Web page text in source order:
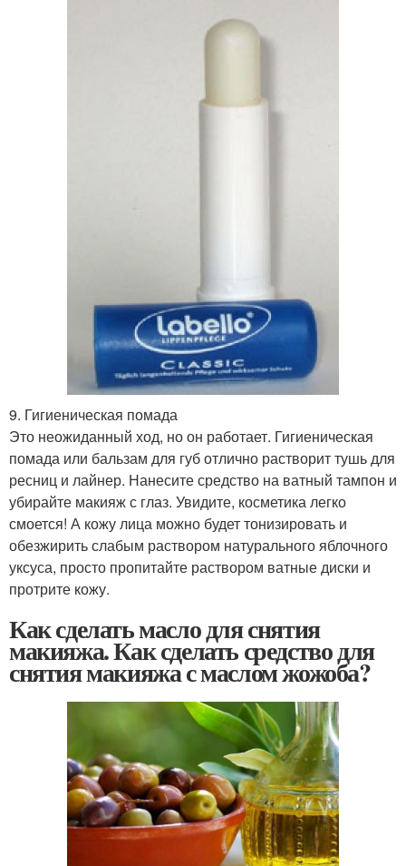
9. Гигиеническая помада
Это неожиданный ход, но он работает. Гигиеническая
помада или бальзам для губ отлично растворит тушь для
ресниц и лайнер. Нанесите средство на ватный тампон и
убирайте макияж с глаз. Увидите, косметика легко
смоется! А кожу лица можно будет тонизировать и
обезжирить слабым раствором натурального яблочного
уксуса, просто пропитайте раствором ватные диски и
протрите кожу.
Как сделать масло для снятия
макияжа. Как сделать средство для
снятия макияжа с маслом жожоба?